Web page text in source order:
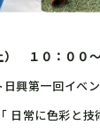
） １０：００
興第一回イベ
常に色彩と技